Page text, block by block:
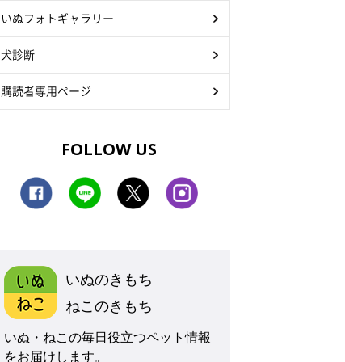
いぬフォトギャラリー
犬診断
購読者専用ページ
FOLLOW US
いぬのきもち
ねこのきもち
いぬ・ねこの毎日役立つペット情報
をお届けします。